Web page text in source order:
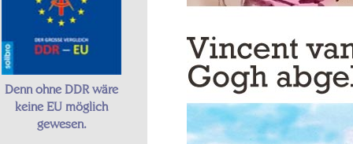
Denn ohne DDR wäre
keine EU möglich
gewesen.